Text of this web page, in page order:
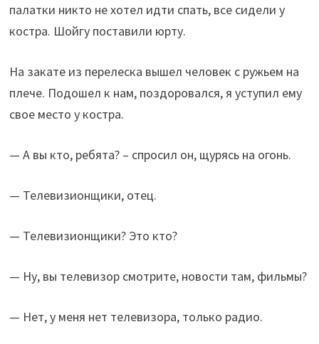
палатки никто не хотел идти спать, все сидели у
костра. Шойгу поставили юрту.
На закате из перелеска вышел человек с ружьем на
плече. Подошел к нам, поздоровался, я уступил ему
свое место у костра.
— А вы кто, ребята? – спросил он, щурясь на огонь.
— Телевизионщики, отец.
— Телевизионщики? Это кто?
— Ну, вы телевизор смотрите, новости там, фильмы?
— Нет, у меня нет телевизора, только радио.